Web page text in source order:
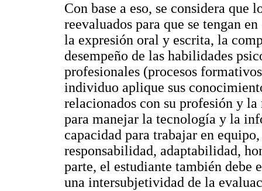
Con base a eso, se considera
reevaluados para que se tengan
la expresión oral y escrita, la
desempeño de las habilidades
profesionales (procesos
individuo aplique sus
relacionados con su profesión y
para manejar la tecnología y la
capacidad para trabajar en
responsabilidad, adaptabilidad,
parte, el estudiante también debe
una intersubjetividad de la